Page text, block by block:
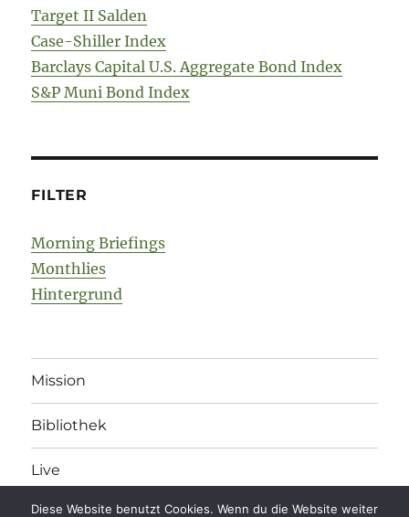
Target II Salden
Case-Shiller Index
Barclays Capital U.S. Aggregate Bond Index
S&P Muni Bond Index
FILTER
Morning Briefings
Monthlies
Hintergrund
Mission
Bibliothek
Live
Diese Website benutzt Cookies. Wenn du die Website weiter